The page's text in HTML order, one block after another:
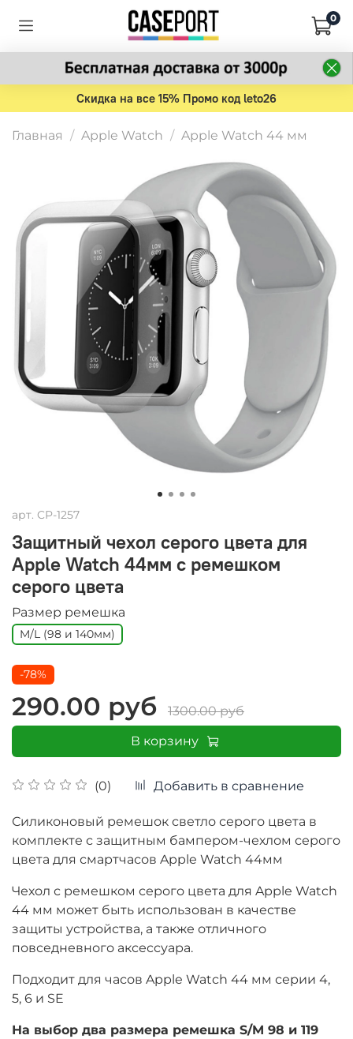
0
Скидка на все 15% Промо код leto26
Главная Apple Watch Apple Watch 44 мм
арт. CP-1257
Защитный чехол серого цвета для
Apple Watch 44мм с ремешком
серого цвета
(0) Добавить в сравнение
Размер ремешка
M/L (98 и 140мм)
-78%
290.00 руб
1300.00 руб
В корзину
Силиконовый ремешок светло серого цвета в
комплекте с защитным бампером-чехлом серого
цвета для смартчасов Apple Watch 44мм
Чехол с ремешком серого цвета для Apple Watch
44 мм может быть использован в качестве
защиты устройства, а также отличного
повседневного аксессуара.
Подходит для часов Apple Watch 44 мм серии 4,
5, 6 и SE
На выбор два размера ремешка S/M 98 и 119